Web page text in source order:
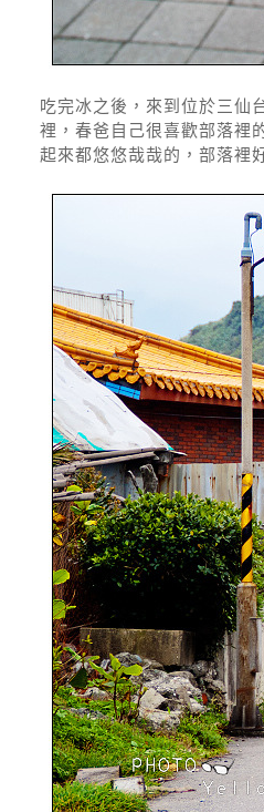
吃完冰之後，來到位於三仙
裡，春爸自己很喜歡部落裡
起來都悠悠哉哉的，部落裡